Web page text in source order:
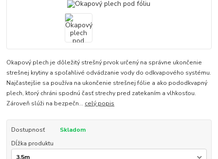
Okapový plech je dôležitý strešný prvok určený na správne ukončenie
strešnej krytiny a spoľahlivé odvádzanie vody do odkvapového systému.
Najčastejšie sa používa na ukončenie strešnej fólie a ako pododkvapný
plech, ktorý chráni spodnú časť strechy pred zatekaním a vlhkosťou.
Zároveň slúži na bezpečn... celý popis
Dostupnosť
Skladom
Dĺžka produktu